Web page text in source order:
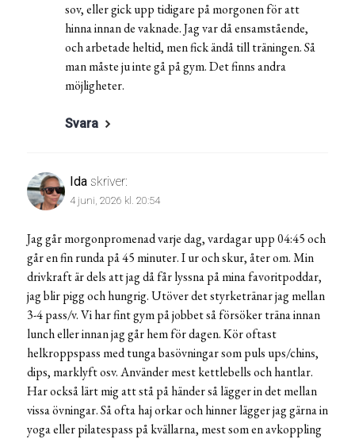
sov, eller gick upp tidigare på morgonen för att
hinna innan de vaknade. Jag var då ensamstående,
och arbetade heltid, men fick ändå till träningen. Så
man måste ju inte gå på gym. Det finns andra
möjligheter.
Svara
Ida skriver:
4 juni, 2026 kl. 20:54
Jag går morgonpromenad varje dag, vardagar upp 04:45 och
går en fin runda på 45 minuter. I ur och skur, åter om. Min
drivkraft är dels att jag då får lyssna på mina favoritpoddar,
jag blir pigg och hungrig. Utöver det styrketränar jag mellan
3-4 pass/v. Vi har fint gym på jobbet så försöker träna innan
lunch eller innan jag går hem för dagen. Kör oftast
helkroppspass med tunga basövningar som puls ups/chins,
dips, marklyft osv. Använder mest kettlebells och hantlar.
Har också lärt mig att stå på händer så lägger in det mellan
vissa övningar. Så ofta haj orkar och hinner lägger jag gärna in
yoga eller pilatespass på kvällarna, mest som en avkoppling